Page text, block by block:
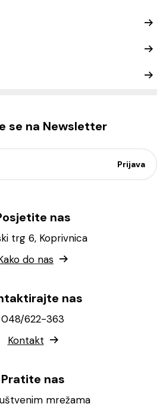
se na Newsletter
nas
trg 6, Koprivnica
do nas
nas
048/622-363
Kontakt
Pratite nas
mrežama